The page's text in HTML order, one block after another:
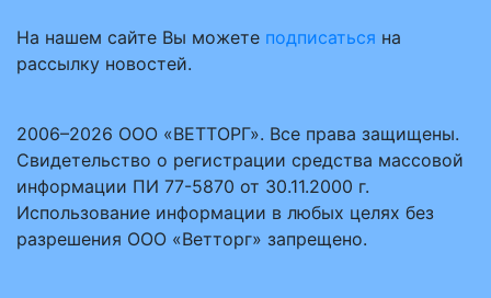
На нашем сайте Вы можете подписаться на
рассылку новостей.
2006–2026 ООО «ВЕТТОРГ». Все права защищены.
Свидетельство о регистрации средства массовой
информации ПИ 77-5870 от 30.11.2000 г.
Использование информации в любых целях без
разрешения ООО «Ветторг» запрещено.